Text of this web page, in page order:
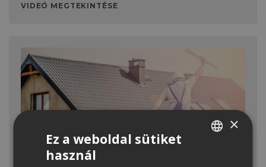
VIDEÓ MEGTEKINTÉSE
GYAKORLATI TIPPEK
×
Ez a weboldal sütiket
használ